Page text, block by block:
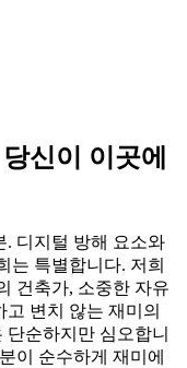
신이 이곳에
. 디지털 방해 요소와
는 특별합니다. 저희
건축가, 소중한 자유
변치 않는 재미의
순하지만 심오합니
이 순수하게 재미에